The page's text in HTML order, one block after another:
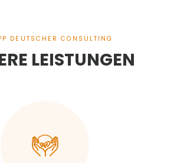
DEUTSCHER CONSULTING
LEISTUNGEN